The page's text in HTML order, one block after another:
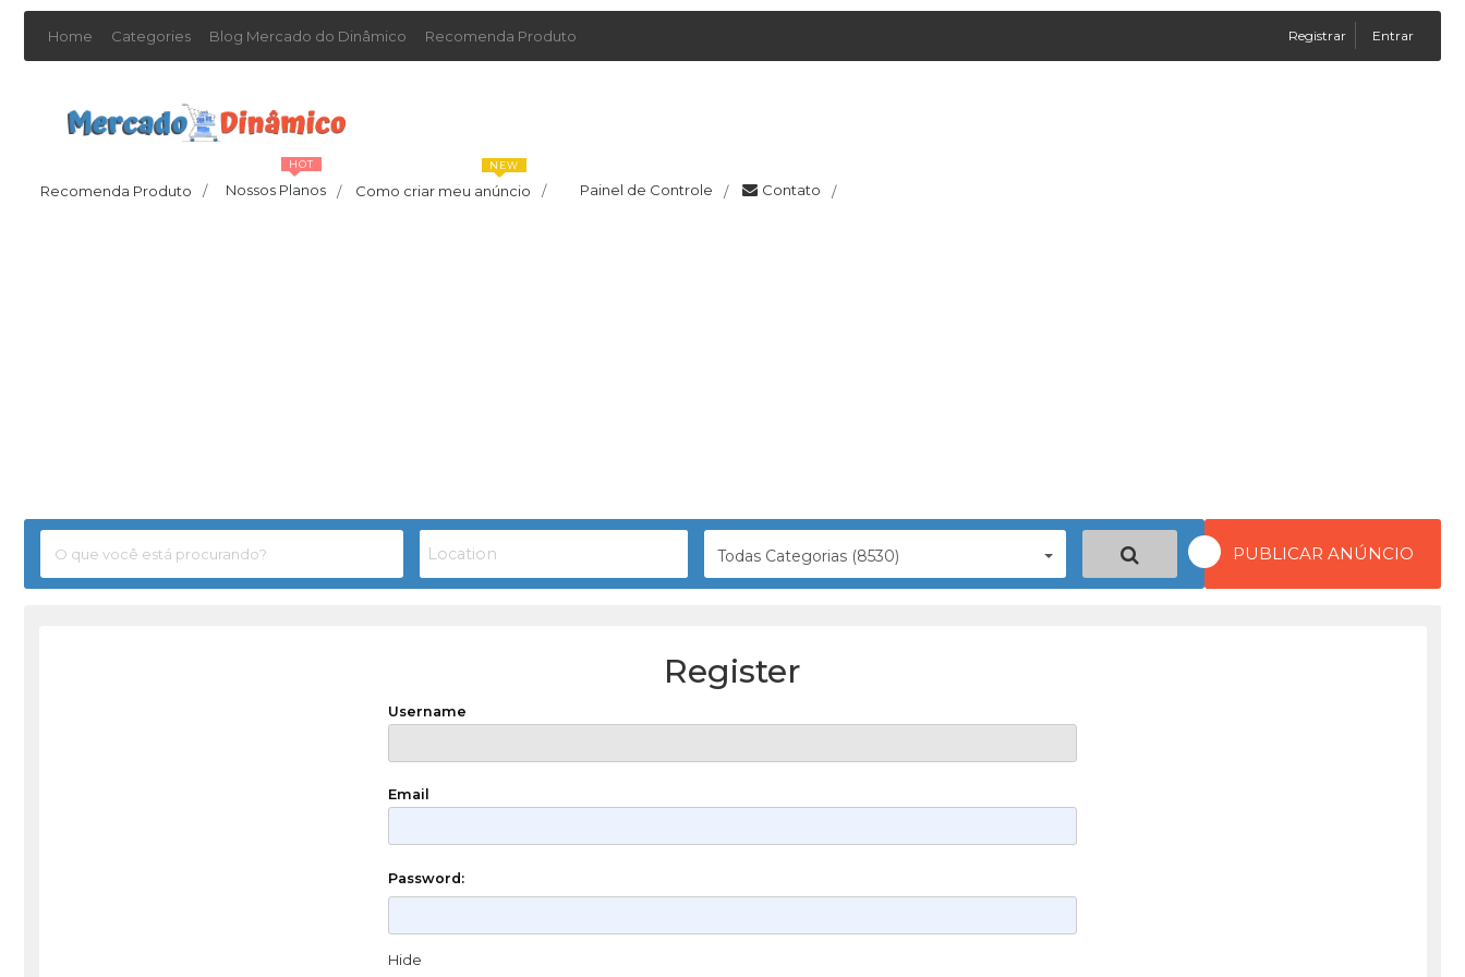
Home Categories Blog Mercado do Dinâmico Recomenda Produto Registrar Entrar
Recomenda Produto / Nossos Planos /
HOT
Como criar meu anúncio /
NEW
Painel de Controle / Contato /
Todas Categorias (8530) PUBLICAR ANÚNCIO
Register
Username
Email
Password:
Hide